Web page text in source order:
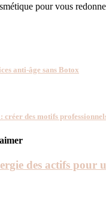
pour vous
anti-âge sans Botox
créer des motifs
des actifs pour